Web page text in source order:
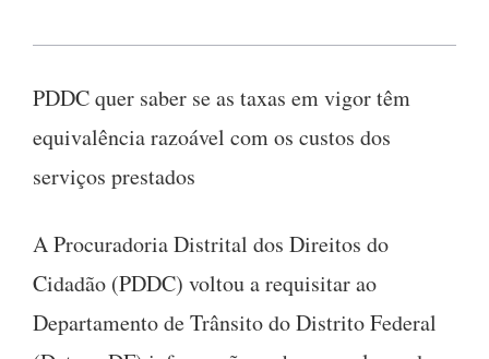
PDDC quer saber se as taxas em vigor têm
equivalência razoável com os custos dos
serviços prestados
A Procuradoria Distrital dos Direitos do
Cidadão (PDDC) voltou a requisitar ao
Departamento de Trânsito do Distrito Federal